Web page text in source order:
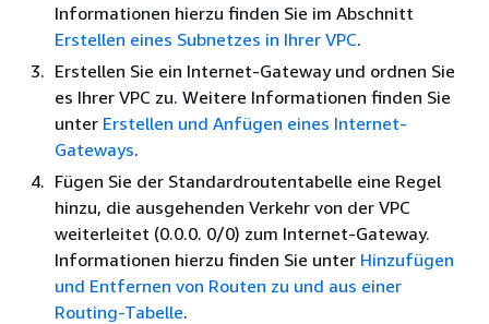
Informationen hierzu finden Sie im Abschnitt
Erstellen eines Subnetzes in Ihrer VPC.
Erstellen Sie ein Internet-Gateway und ordnen Sie
es Ihrer VPC zu. Weitere Informationen finden Sie
unter Erstellen und Anfügen eines Internet-
Gateways.
Fügen Sie der Standardroutentabelle eine Regel
hinzu, die ausgehenden Verkehr von der VPC
weiterleitet (0.0.0. 0/0) zum Internet-Gateway.
Informationen hierzu finden Sie unter Hinzufügen
und Entfernen von Routen zu und aus einer
Routing-Tabelle.